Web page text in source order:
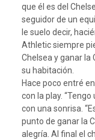
que él es del
seguidor de un
le suelo decir,
Athletic siempre
Chelsea y ganar la
su habitación.
Hace poco entré
con la play.
con una sonrisa.
punto de ganar la
alegría. Al final el